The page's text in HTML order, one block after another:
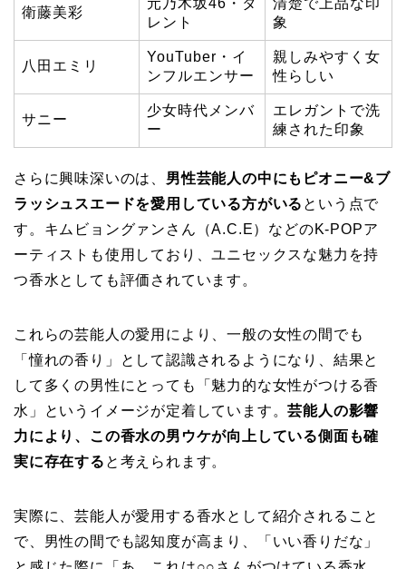
衛藤美彩
元乃木坂46・タ
レント
清楚で上品な印
象
八田エミリ
YouTuber・イ
ンフルエンサー
親しみやすく女
性らしい
サニー
少女時代メンバ
ー
エレガントで洗
練された印象
さらに興味深いのは、 男性芸能人の中にもピオニー&ブ
ラッシュスエードを愛用している方がいる という点で
す。キムビョングァンさん（A.C.E）などのK-POPア
ーティストも使用しており、ユニセックスな魅力を持
つ香水としても評価されています。
これらの芸能人の愛用により、一般の女性の間でも
「憧れの香り」として認識されるようになり、結果と
して多くの男性にとっても「魅力的な女性がつける香
水」というイメージが定着しています。芸能人の影響
力により、この香水の男ウケが向上している側面も確
実に存在する と考えられます。
実際に、芸能人が愛用する香水として紹介されること
で、男性の間でも認知度が高まり、「いい香りだな」